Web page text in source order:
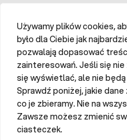
Używamy plików cookies,
było dla Ciebie jak
pozwalają dopasować
zainteresowań. Jeśli się
się wyświetlać, ale nie
Sprawdź poniżej, jakie
co je zbieramy. Nie na
Zawsze możesz zmienić
ciasteczek.